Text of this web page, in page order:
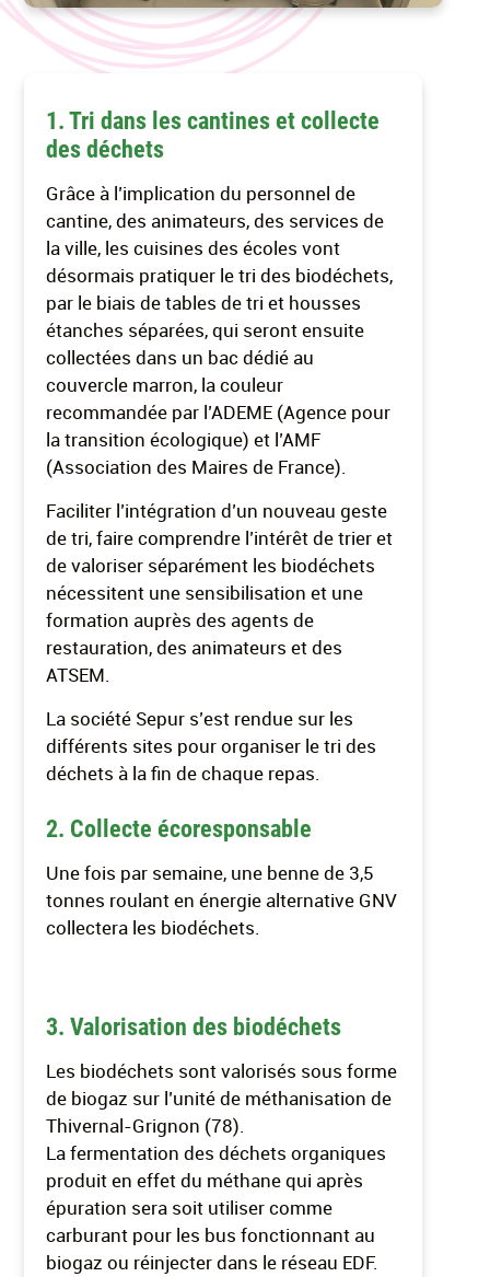
1. Tri dans les cantines et collecte
des déchets
Grâce à l’implication du personnel de
cantine, des animateurs, des services de
la ville, les cuisines des écoles vont
désormais pratiquer le tri des biodéchets,
par le biais de tables de tri et housses
étanches séparées, qui seront ensuite
collectées dans un bac dédié au
couvercle marron, la couleur
recommandée par l’ADEME (Agence pour
la transition écologique) et l’AMF
(Association des Maires de France).
Faciliter l’intégration d’un nouveau geste
de tri, faire comprendre l’intérêt de trier et
de valoriser séparément les biodéchets
nécessitent une sensibilisation et une
formation auprès des agents de
restauration, des animateurs et des
ATSEM.
La société Sepur s’est rendue sur les
différents sites pour organiser le tri des
déchets à la fin de chaque repas.
2. Collecte écoresponsable
Une fois par semaine, une benne de 3,5
tonnes roulant en énergie alternative GNV
collectera les biodéchets.
3. Valorisation des biodéchets
Les biodéchets sont valorisés sous forme
de biogaz sur l’unité de méthanisation de
Thivernal-Grignon (78).
La fermentation des déchets organiques
produit en effet du méthane qui après
épuration sera soit utiliser comme
carburant pour les bus fonctionnant au
biogaz ou réinjecter dans le réseau EDF.